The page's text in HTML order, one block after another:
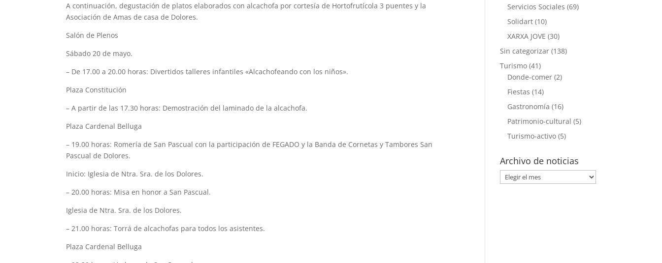
A continuación, degustación de platos elaborados con alcachofa por cortesía de Hortofrutícola 3 puentes y la
Asociación de Amas de casa de Dolores.
Salón de Plenos
Sábado 20 de mayo.
– De 17.00 a 20.00 horas: Divertidos talleres infantiles «Alcachofeando con los niños».
Plaza Constitución
– A partir de las 17.30 horas: Demostración del laminado de la alcachofa.
Plaza Cardenal Belluga
– 19.00 horas: Romería de San Pascual con la participación de FEGADO y la Banda de Cornetas y Tambores San
Pascual de Dolores.
Inicio: Iglesia de Ntra. Sra. de los Dolores.
– 20.00 horas: Misa en honor a San Pascual.
Iglesia de Ntra. Sra. de los Dolores.
– 21.00 horas: Torrá de alcachofas para todos los asistentes.
Plaza Cardenal Belluga
Servicios Sociales (69)
Solidart (10)
XARXA JOVE (30)
Sin categorizar (138)
Turismo (41)
Donde-comer (2)
Fiestas (14)
Gastronomía (16)
Patrimonio-cultural (5)
Turismo-activo (5)
Archivo de noticias
Archivo
de